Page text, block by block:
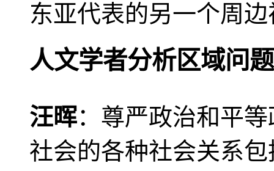
东亚代表的另一个周
人文学者分析区域问题
汪晖：尊严政治和平
社会的各种社会关系